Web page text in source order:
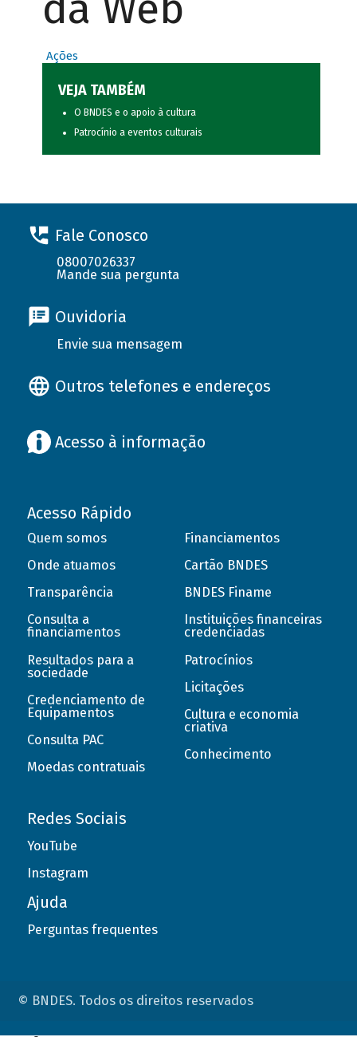
Ações
VEJA TAMBÉM
O BNDES e o apoio à cultura
Patrocínio a eventos culturais
Fale Conosco
08007026337
Mande sua pergunta
Ouvidoria
Envie sua mensagem
Outros telefones e endereços
Acesso à informação
Acesso Rápido
Quem somos
Onde atuamos
Transparência
Consulta a
financiamentos
Resultados para a
sociedade
Credenciamento de
Equipamentos
Consulta PAC
Moedas contratuais
Financiamentos
Cartão BNDES
BNDES Finame
Instituições financeiras
credenciadas
Patrocínios
Licitações
Cultura e economia
criativa
Conhecimento
Redes Sociais
YouTube
Instagram
Ajuda
Perguntas frequentes
© BNDES. Todos os direitos reservados